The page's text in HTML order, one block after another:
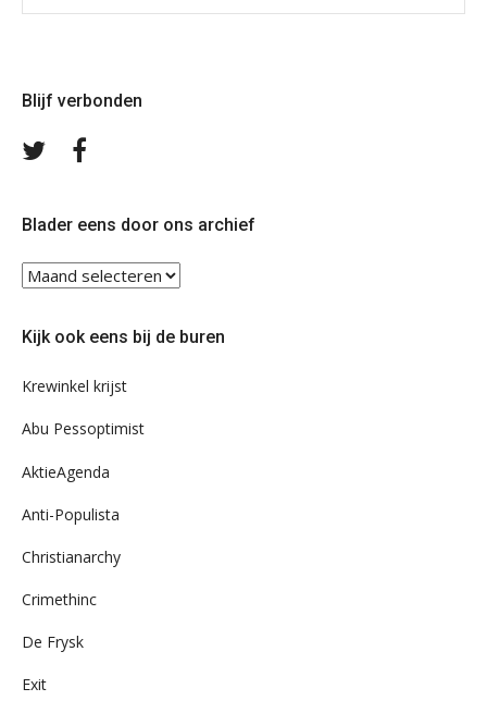
Blijf verbonden
Volg
Blader eens door ons archief
Blader
ons
Kijk ook eens bij de buren
Krewinkel krijst
Abu Pessoptimist
AktieAgenda
Anti-Populista
Christianarchy
Crimethinc
De Frysk
Exit